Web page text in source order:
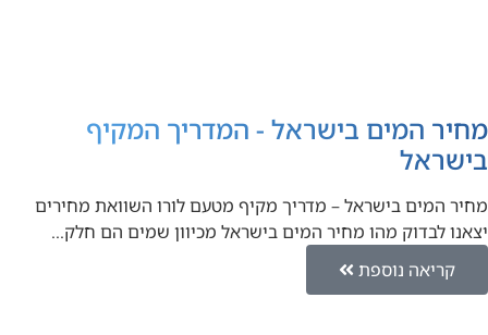
מחיר המים בישראל - המדריך המקיף
בישראל
מחיר המים בישראל – מדריך מקיף מטעם לורו השוואת מחירים
יצאנו לבדוק מהו מחיר המים בישראל מכיוון שמים הם חלק…
קריאה נוספת